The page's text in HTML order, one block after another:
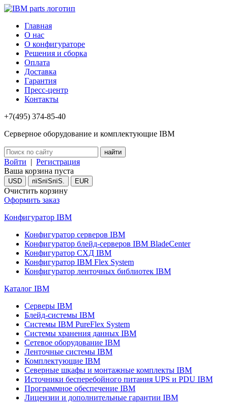
Главная
О нас
О конфигураторе
Решения и сборка
Оплата
Доставка
Гарантия
Пресс-центр
Контакты
+7(495) 374-85-40
Серверное оборудование и комплектующие IBM
Войти | Регистрация
Ваша корзина пуста
USD пїЅпїЅпїЅ. EUR
Очистить корзину
Оформить заказ
Конфигуратор IBM
Конфигуратор серверов IBM
Конфигуратор блейд-серверов IBM BladeCenter
Конфигуратор СХД IBM
Конфигуратор IBM Flex System
Конфигуратор ленточных библиотек IBM
Каталог IBM
Серверы IBM
Блейд-системы IBM
Системы IBM PureFlex System
Системы хранения данных IBM
Сетевое оборудование IBM
Ленточные системы IBM
Комплектующие IBM
Северные шкафы и монтажные комплекты IBM
Источники бесперебойного питания UPS и PDU IBM
Программное обеспечение IBM
Лицензии и дополнительные гарантии IBM